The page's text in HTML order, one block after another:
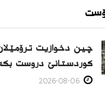
چین دخوازیت
كوردستانێ دروست